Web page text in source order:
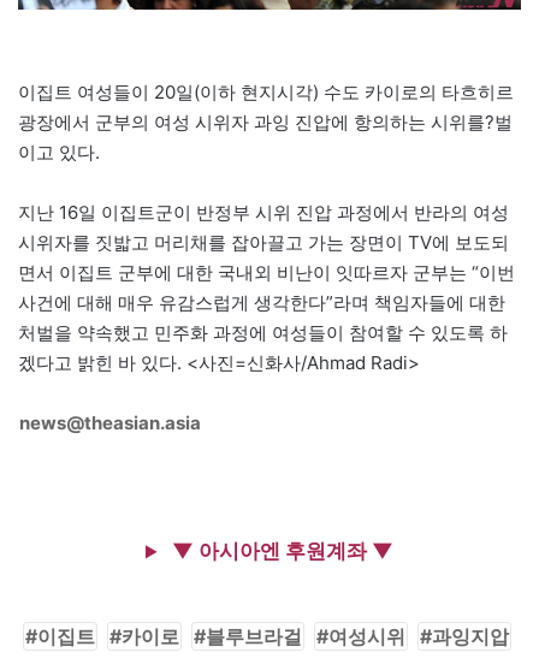
이집트 여성들이 20일(이하 현지시각) 수도 카이로의 타흐히르
광장에서 군부의 여성 시위자 과잉 진압에 항의하는 시위를?벌
이고 있다.
지난 16일 이집트군이 반정부 시위 진압 과정에서 반라의 여성
시위자를 짓밟고 머리채를 잡아끌고 가는 장면이 TV에 보도되
면서 이집트 군부에 대한 국내외 비난이 잇따르자 군부는 “이번
사건에 대해 매우 유감스럽게 생각한다”라며 책임자들에 대한
처벌을 약속했고 민주화 과정에 여성들이 참여할 수 있도록 하
겠다고 밝힌 바 있다. <사진=신화사/Ahmad Radi>
news@theasian.asia
▼ 아시아엔 후원계좌 ▼
이집트 카이로 블루브라걸 여성시위 과잉지압